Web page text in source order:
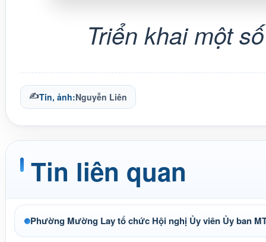
Triển khai một
✍Tin, ảnh:Nguyễn Liên
Tin liên quan
Phường Mường Lay tổ chức Hội nghị Ủy viên Ủy ban